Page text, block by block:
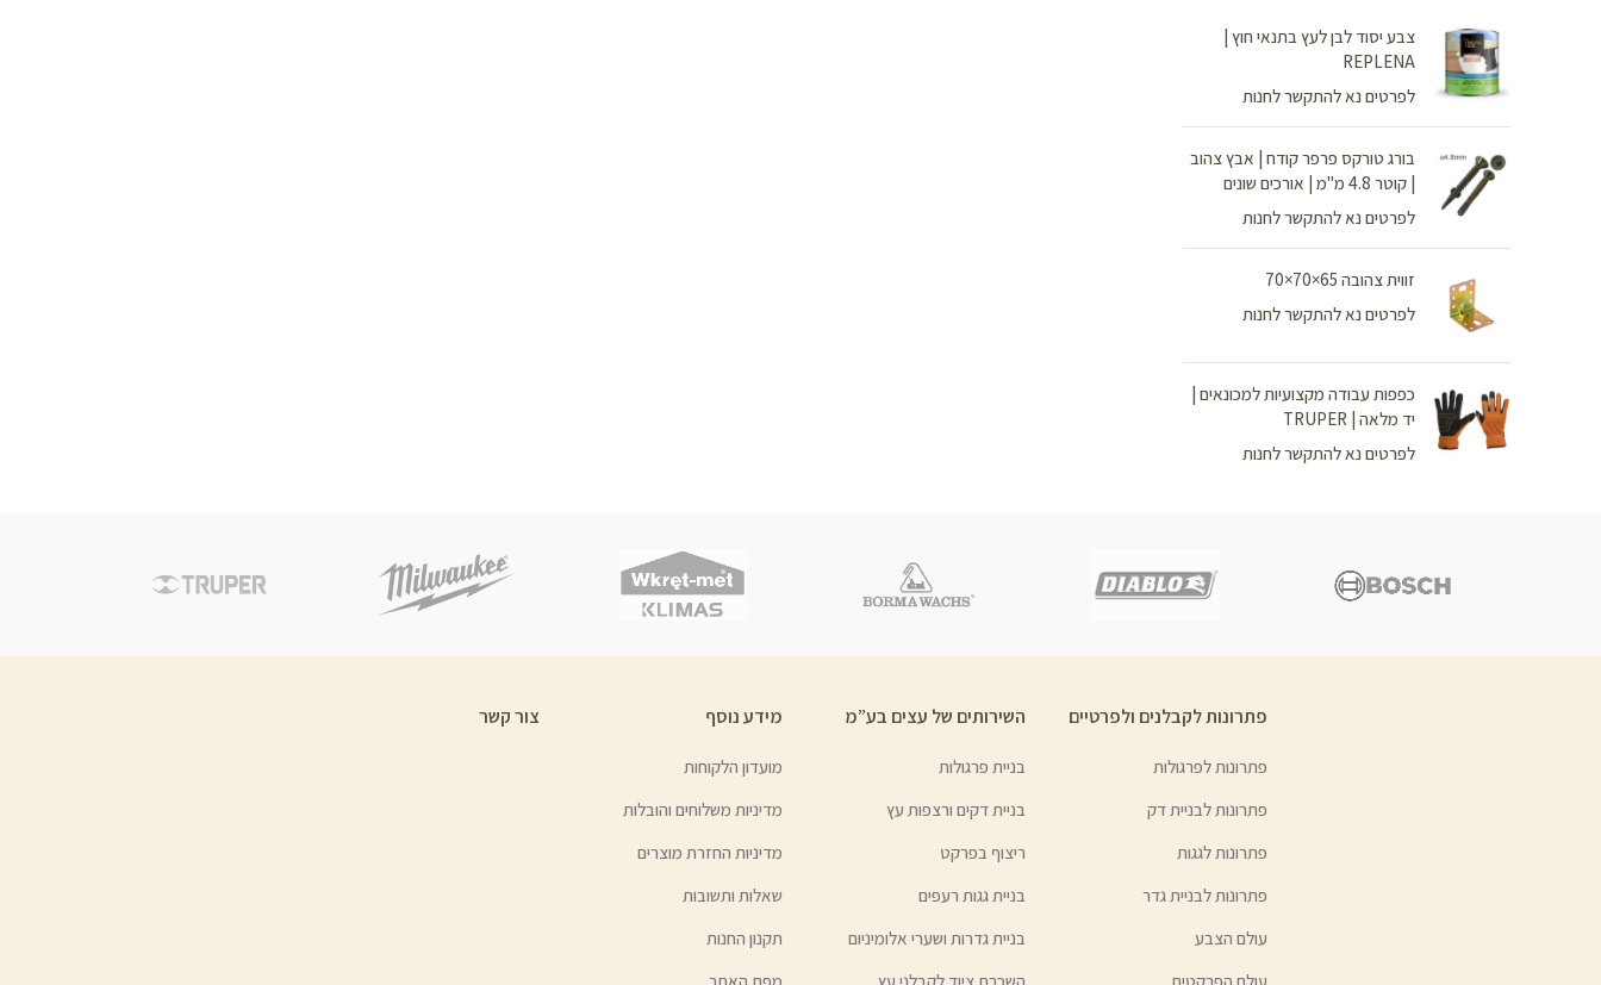
צבע יסוד לבן לעץ בתנאי חוץ |
REPLENA
לפרטים נא להתקשר לחנות
בורג טורקס פרפר קודח | אבץ צהוב
| קוטר 4.8 מ"מ | אורכים שונים
לפרטים נא להתקשר לחנות
זווית צהובה 65×70×70
לפרטים נא להתקשר לחנות
כפפות עבודה מקצועיות למכונאים |
יד מלאה | TRUPER
לפרטים נא להתקשר לחנות
פתרונות לקבלנים ולפרטיים
פתרונות לפרגולות
פתרונות לבניית דק
פתרונות לגגות
פתרונות לבניית גדר
עולם הצבע
השירותים של עצים בע”מ
בניית פרגולות
בניית דקים ורצפות עץ
ריצוף בפרקט
בניית גגות רעפים
בניית גדרות ושערי אלומיניום
מידע נוסף
מועדון הלקוחות
מדיניות משלוחים והובלות
מדיניות החזרת מוצרים
שאלות ותשובות
תקנון החנות
צור קשר